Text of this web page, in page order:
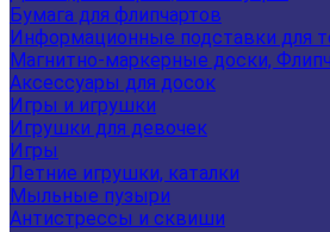
Бумага для флипчартов
Информационные подставки для
Магнитно-маркерные доски,
Аксессуары для досок
Игры и игрушки
Игрушки для девочек
Игры
Летние игрушки, каталки
Мыльные пузыри
Антистрессы и сквиши